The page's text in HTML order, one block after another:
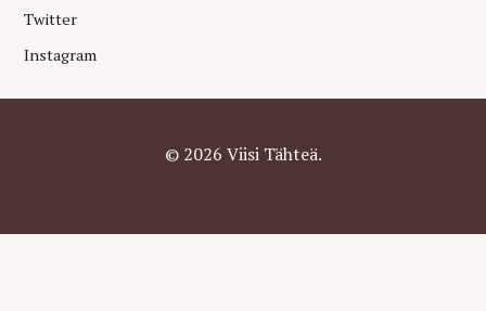
Twitter
Instagram
© 2026 Viisi Tähteä.